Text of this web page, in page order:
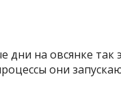
дни на овсянке
они